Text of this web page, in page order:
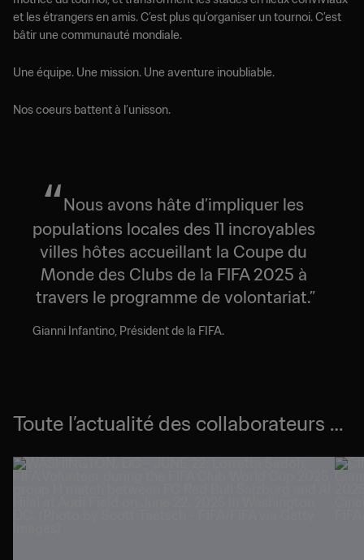
et les étrangers en amis. C’est plus qu’organiser un tournoi. C’est
bâtir une communauté mondiale.
Une équipe. Une mission. Une aventure inoubliable.
Nos coeurs battent à l’unisson.
Nous avons hâte d’impliquer les
populations locales des 11 incroyables
villes hôtes accueillant la Coupe du
Monde des Clubs de la FIFA 2025 à
travers le programme de volontariat.
Gianni Infantino, Président de la FIFA.
Toute l’actualité des collaborateurs et